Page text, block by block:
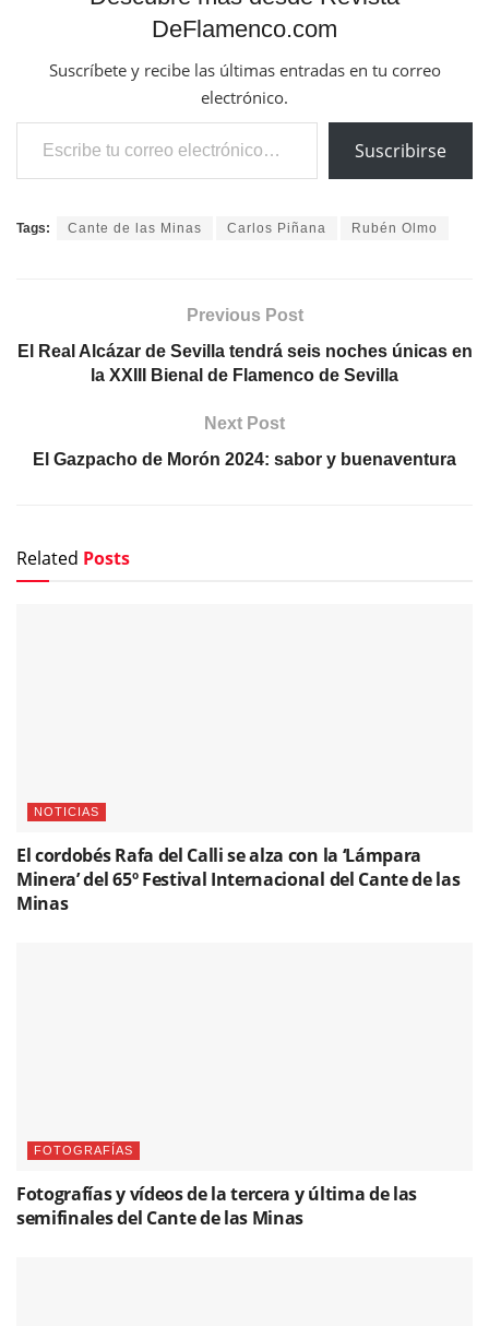
DeFlamenco.com
Suscríbete y recibe las últimas entradas en tu correo
electrónico.
Escribe tu correo electrónico…
Suscribirse
Tags: Cante de las Minas Carlos Piñana Rubén Olmo
Previous Post
El Real Alcázar de Sevilla tendrá seis noches únicas en
la XXIII Bienal de Flamenco de Sevilla
Next Post
El Gazpacho de Morón 2024: sabor y buenaventura
Related Posts
NOTICIAS
El cordobés Rafa del Calli se alza con la ‘Lámpara
Minera’ del 65º Festival Internacional del Cante de las
Minas
FOTOGRAFÍAS
Fotografías y vídeos de la tercera y última de las
semifinales del Cante de las Minas